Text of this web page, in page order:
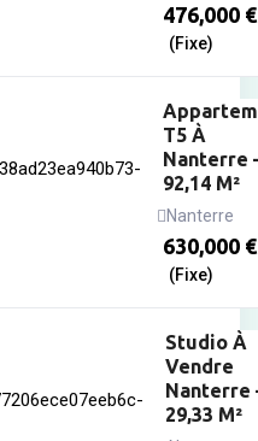
476,000 €
(Fixe)
T5 À
Nanterre
92,14 M²
Nanterre
630,000 €
(Fixe)
Studio À
Vendre
Nanterre
29,33 M²